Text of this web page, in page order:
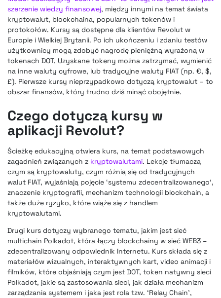
szerzenie wiedzy finansowej, między innymi na temat świata
kryptowalut, blockchaina, popularnych tokenów i
protokołów. Kursy są dostępne dla klientów Revolut w
Europie i Wielkiej Brytanii. Po ich ukończeniu i zdaniu testów
użytkownicy mogą zdobyć nagrodę pieniężną wyrażoną w
tokenach DOT. Uzyskane tokeny można zatrzymać, wymienić
na inne waluty cyfrowe, lub tradycyjne waluty FIAT (np. €, $,
£). Pierwsze kursy nieprzypadkowo dotyczą kryptowalut – to
obszar finansów, który trudno dziś minąć obojętnie.
Czego dotyczą kursy w
aplikacji Revolut?
Ścieżkę edukacyjną otwiera kurs, na temat podstawowych
zagadnień związanych z kryptowalutami. Lekcje tłumaczą
czym są kryptowaluty, czym różnią się od tradycyjnych
walut FIAT, wyjaśniają pojęcie ‘systemu zdecentralizowanego’,
znaczenie kryptografii, mechanizm technologii blockchain, a
także duże ryzyko, które wiąże się z handlem
kryptowalutami.
Drugi kurs dotyczy wybranego tematu, jakim jest sieć
multichain Polkadot, która łączy blockchainy w sieć WEB3 –
zdecentralizowany odpowiednik Internetu. Kurs składa się z
materiałów wizualnych, interaktywnych kart, video animacji i
filmików, które objaśniają czym jest DOT, token natywny sieci
Polkadot, jakie są zastosowania sieci, jak działa mechanizm
zarządzania systemem i jaka jest rola tzw. ‘Relay Chain’,